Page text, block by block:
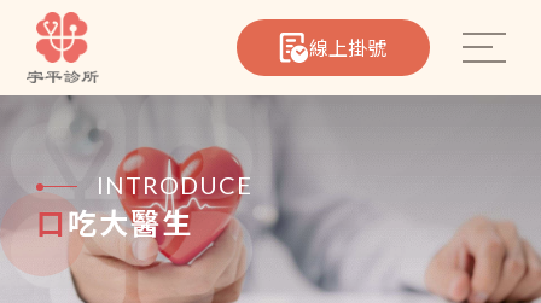
線上掛號
心臟筆記
INTRODUCE
口吃大醫生